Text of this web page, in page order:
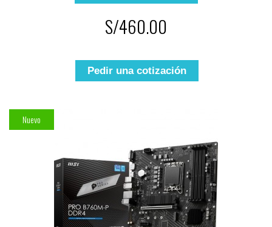
S/460.00
Pedir una cotización
Nuevo